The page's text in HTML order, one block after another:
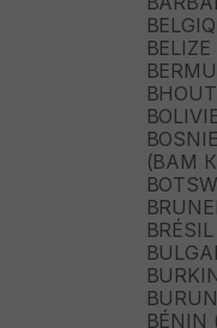
(BAM
BÉNIN